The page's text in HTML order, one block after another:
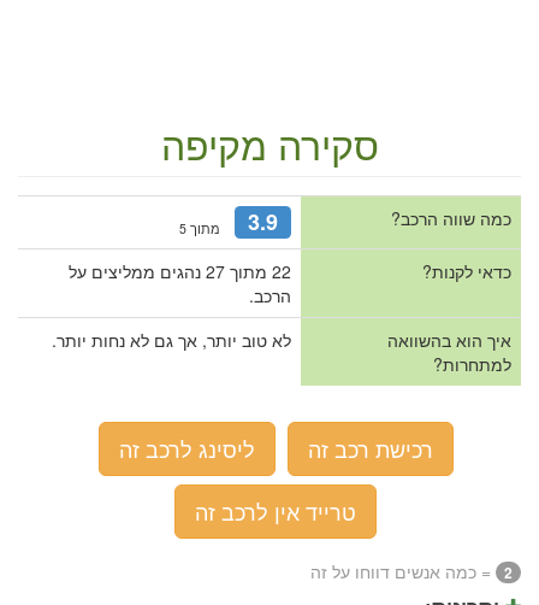
סקירה מקיפה
כמה שווה הרכב? 3.9 מתוך 5
כדאי לקנות?
22 מתוך 27 נהגים ממליצים על
הרכב.
איך הוא בהשוואה
למתחרות?
לא טוב יותר, אך גם לא נחות יותר.
רכישת רכב זה
ליסינג לרכב זה
טרייד אין לרכב זה
2 = כמה אנשים דווחו על זה